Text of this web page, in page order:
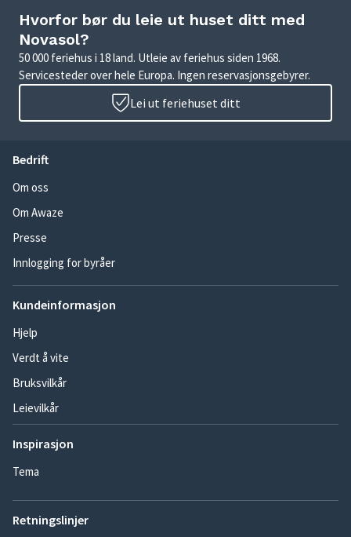
Hvorfor bør du leie ut huset ditt med
Novasol?
50 000 feriehus i 18 land. Utleie av feriehus siden 1968.
Servicesteder over hele Europa. Ingen reservasjonsgebyrer.
Lei ut feriehuset ditt
Bedrift
Om oss
Om Awaze
Presse
Innlogging for byråer
Kundeinformasjon
Hjelp
Verdt å vite
Bruksvilkår
Leievilkår
Inspirasjon
Tema
Retningslinjer